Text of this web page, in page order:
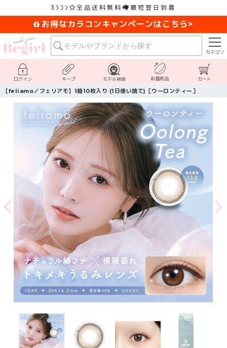
ｶﾗｺﾝ 全品送料無料 最短翌日到着
お得なカラコンキャンペーンはこちら>
カテゴリ
ログイン キープ モデル検索 新着商品 カート
【feliamo／フェリアモ】1箱10枚入り (1日使い捨て)［ウーロンティー］